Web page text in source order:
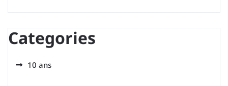
Categories
10 ans